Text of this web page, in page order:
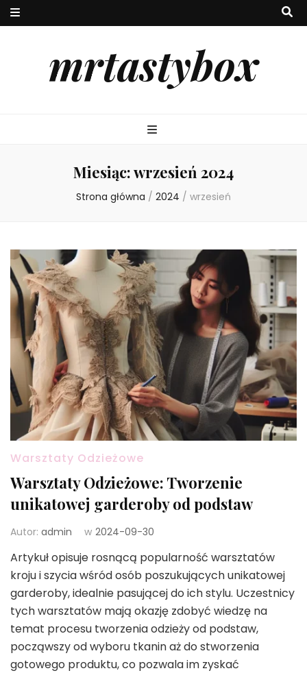
mrtastybox
Miesiąc:wrzesień 2024
Strona główna / 2024 / wrzesień
Warsztaty Odzieżowe
Warsztaty Odzieżowe: Tworzenie
unikatowej garderoby od podstaw
Autor: admin w 2024-09-30
Artykuł opisuje rosnącą popularność warsztatów
kroju i szycia wśród osób poszukujących unikatowej
garderoby, idealnie pasującej do ich stylu. Uczestnicy
tych warsztatów mają okazję zdobyć wiedzę na
temat procesu tworzenia odzieży od podstaw,
począwszy od wyboru tkanin aż do stworzenia
gotowego produktu, co pozwala im zyskać